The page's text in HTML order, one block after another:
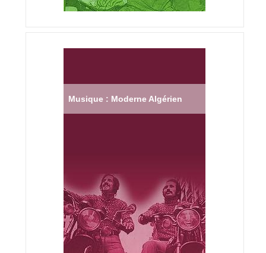
Musique : Moderne Algérien